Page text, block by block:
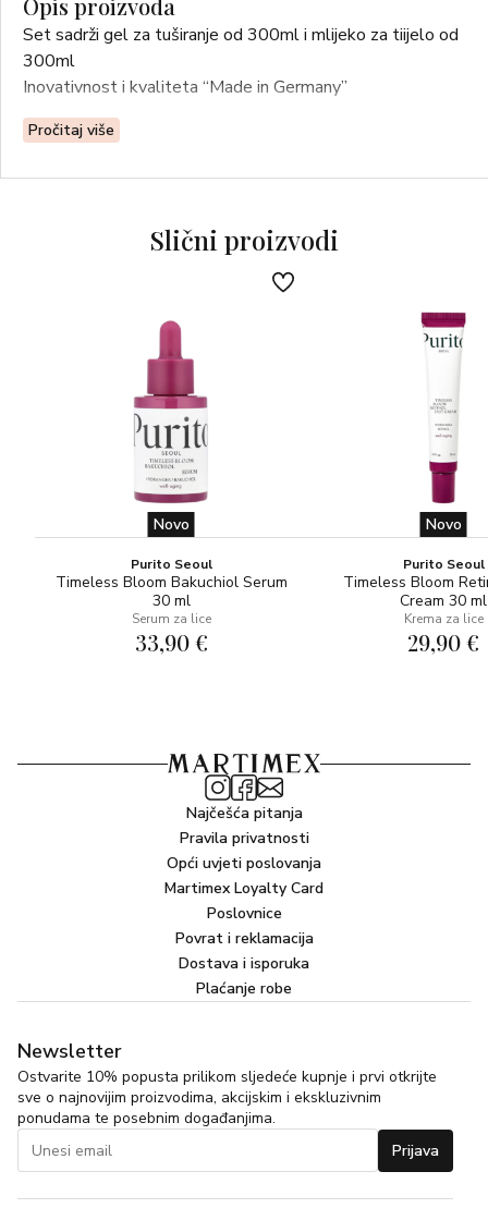
Opis proizvoda
Set sadrži gel za tuširanje od 300ml i mlijeko za tiijelo od
300ml
Inovativnost i kvaliteta “Made in Germany”
Pročitaj više
Slični proizvodi
Novo
Purito Seoul
Timeless Bloom Bakuchiol Serum
30 ml
Serum za lice
33,90 €
Novo
Purito Seoul
Timeless Bloom
Cream 30 ml
Krema za lice
29,90 €
Najčešća pitanja
Pravila privatnosti
Opći uvjeti poslovanja
Martimex Loyalty Card
Poslovnice
Povrat i reklamacija
Dostava i isporuka
Plaćanje robe
Newsletter
Ostvarite 10% popusta prilikom sljedeće kupnje i prvi otkrijte
sve o najnovijim proizvodima, akcijskim i ekskluzivnim
ponudama te posebnim događanjima.
Prijava